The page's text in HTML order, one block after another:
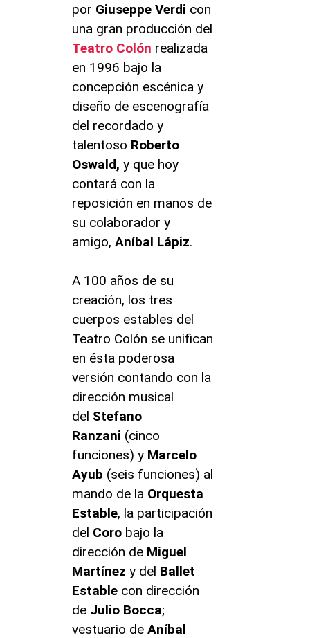
por Giuseppe Verdi con
una gran producción del
Teatro Colón realizada
en 1996 bajo la
concepción escénica y
diseño de escenografía
del recordado y
talentoso Roberto
Oswald, y que hoy
contará con la
reposición en manos de
su colaborador y
amigo, Aníbal Lápiz.
A 100 años de su
creación, los tres
cuerpos estables del
Teatro Colón se unifican
en ésta poderosa
versión contando con la
dirección musical
del Stefano
Ranzani (cinco
funciones) y Marcelo
Ayub (seis funciones) al
mando de la Orquesta
Estable, la participación
del Coro bajo la
dirección de Miguel
Martínez y del Ballet
Estable con dirección
de Julio Bocca;
vestuario de Aníbal